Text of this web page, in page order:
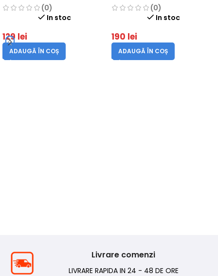
25×10 cm
(0)
In stoc
129 lei
ADAUGĂ ÎN COȘ
180W, acumulator 2A / 21V,
lungime lama 45 cm
(0)
In stoc
190 lei
ADAUGĂ ÎN COȘ
Livrare comenzi
LIVRARE RAPIDA IN 24 - 48 DE ORE